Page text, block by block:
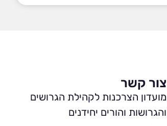
צור קשר
מועדון הצרכנות לקהילת הגרושים
והגרושות והורים יחידנים